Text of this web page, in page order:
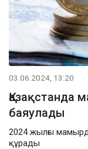
03.06.2024, 13:20
Қазақстанда
баяулады
2024 жылғы
құрады